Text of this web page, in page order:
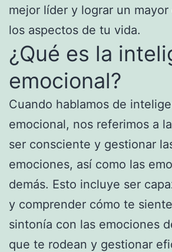
mejor líder y lograr un
los aspectos de tu vida.
¿Qué es la
emocional?
Cuando hablamos de
emocional, nos referimos a
ser consciente y gestionar
emociones, así como las
demás. Esto incluye ser
y comprender cómo te
sintonía con las emociones
que te rodean y gestionar